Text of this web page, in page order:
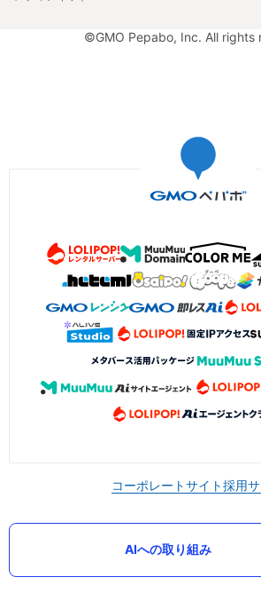
©GMO Pepabo, Inc. All rights
コーポレートサイト採用
AIへの取り組み